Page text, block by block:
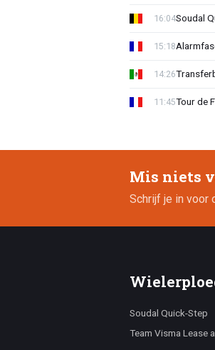
Soudal
16:04
15:18
14:26
Tour de
11:45
Mis niets
Schrijf je in voor
Soudal Quick-Step
Team Visma Lease